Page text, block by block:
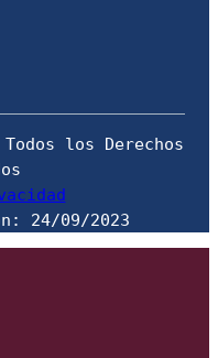
los Derechos
24/09/2023